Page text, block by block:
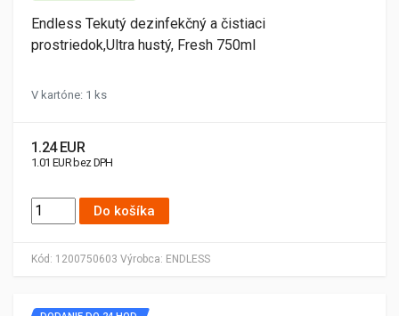
Kód: 1200750603 Výrobca: ENDLESS
Endless Tekutý dezinfekčný a čistiaci
prostriedok,Ultra hustý, Fresh 750ml
V kartóne: 1 ks
1.24 EUR
1.01 EUR bez DPH
Do košíka